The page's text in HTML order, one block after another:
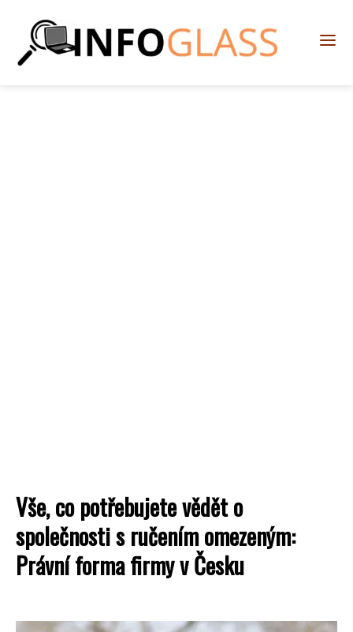
Vše, co potřebujete vědět o
společnosti s ručením omezeným:
Právní forma firmy v Česku